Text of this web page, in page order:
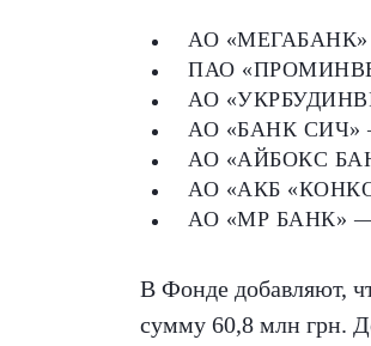
АО «МЕГАБАНК»
ПАО
АО
АО «БАНК СИЧ»
АО «АЙБОКС
АО «АКБ
АО «МР БАНК» —
В Фонде добавляют,
сумму 60,8 млн грн.